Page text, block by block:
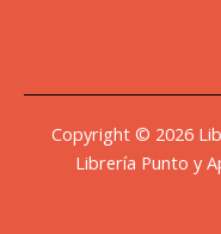
Copyright © 2026
Librería Punto y